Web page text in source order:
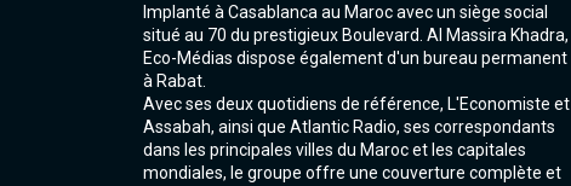
Implanté à Casablanca au Maroc avec un siège social
situé au 70 du prestigieux Boulevard. Al Massira Khadra,
Eco-Médias dispose également d'un bureau permanent
à Rabat.
Avec ses deux quotidiens de référence, L'Economiste et
Assabah, ainsi que Atlantic Radio, ses correspondants
dans les principales villes du Maroc et les capitales
mondiales, le groupe offre une couverture complète et